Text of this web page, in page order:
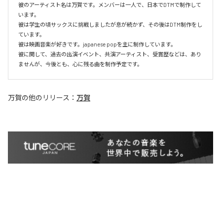
彼のアーティスト名は万賀です。メンバーは一人で、日本でDTMで制作して
います。
彼は学生の頃サックスに挑戦しましたが息が続かず、その後はDTM制作をし
ています。
彼は映画音楽が好きです。japanese popを主に制作しています。
彼に関して、過去の出演イベント、共演アーティスト、受賞歴などは、あり
ませんが、今後とも、心に残る曲を制作予定です。
万賀の他のリリース： 万賀